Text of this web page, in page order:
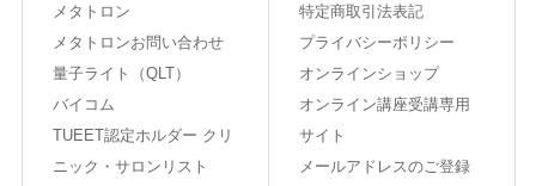
メタトロン
メタトロンお問い合わせ
量子ライト（QLT）
バイコム
TUEET認定ホルダー クリ
ニック・サロンリスト
特定商取引法表記
プライバシーポリシー
オンラインショップ
オンライン講座受講専用
サイト
メールアドレスのご登録